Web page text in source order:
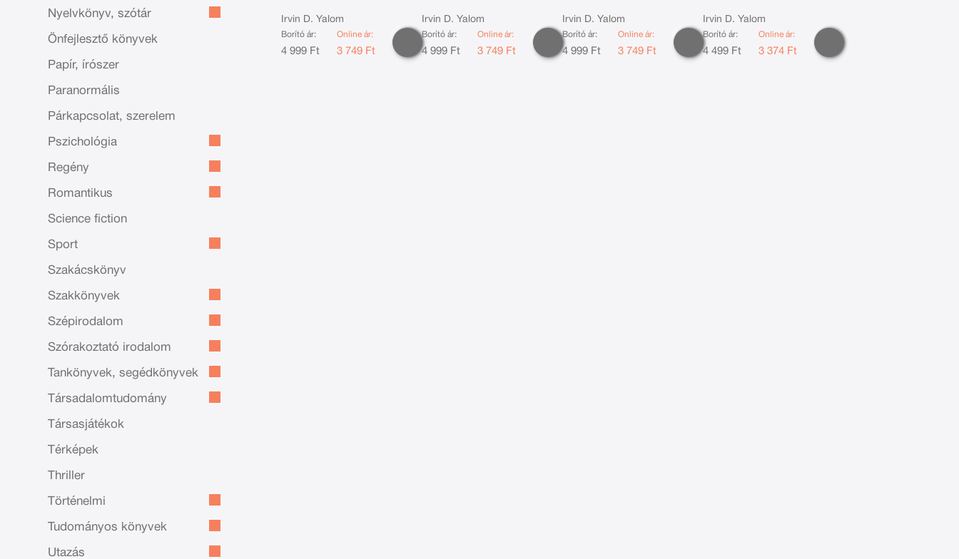
Nyelvkönyv, szótár
Önfejlesztő könyvek
Papír, írószer
Paranormális
Párkapcsolat, szerelem
Pszichológia
Regény
Romantikus
Science fiction
Sport
Szakácskönyv
Szakkönyvek
Szépirodalom
Szórakoztató irodalom
Tankönyvek, segédkönyvek
Társadalomtudomány
Társasjátékok
Térképek
Thriller
Történelmi
Tudományos könyvek
Utazás
Irvin D. Yalom
Borító ár:
4 999 Ft
Online ár:
3 749 Ft
Irvin D. Yalom
Borító ár:
4 999 Ft
Online ár:
3 749 Ft
Irvin D. Yalom
Borító ár:
4 999 Ft
Online ár:
3 749 Ft
Irvin D. Yalom
Borító ár:
4 499 Ft
Online ár:
3 374 Ft